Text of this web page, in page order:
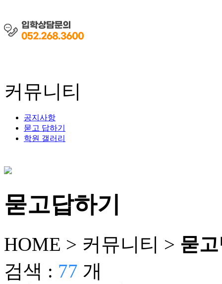
커뮤니티
공지사항
묻고 답하기
학원 갤러리
묻고답하기
HOME > 커뮤니티 > 묻
검색 : 77 개